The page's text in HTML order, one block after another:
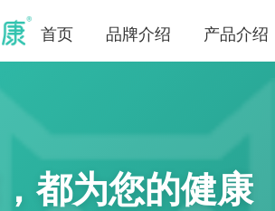
首页 品牌介绍 产品介绍
都为您的健康